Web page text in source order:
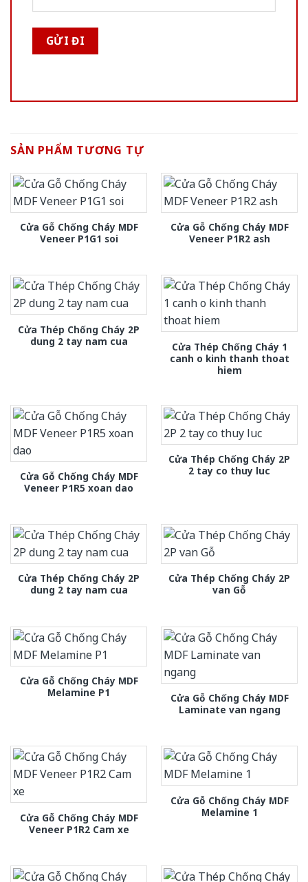
SẢN PHẨM TƯƠNG TỰ
Cửa Gỗ Chống Cháy MDF
Veneer P1G1 soi
Cửa Gỗ Chống Cháy MDF
Veneer P1R2 ash
Cửa Thép Chống Cháy 2P
dung 2 tay nam cua
Cửa Thép Chống Cháy 1
canh o kinh thanh thoat
hiem
Cửa Gỗ Chống Cháy MDF
Veneer P1R5 xoan dao
Cửa Thép Chống Cháy 2P
2 tay co thuy luc
Cửa Thép Chống Cháy 2P
dung 2 tay nam cua
Cửa Thép Chống Cháy 2P
van Gỗ
Cửa Gỗ Chống Cháy MDF
Melamine P1
Cửa Gỗ Chống Cháy MDF
Laminate van ngang
Cửa Gỗ Chống Cháy MDF
Veneer P1R2 Cam xe
Cửa Gỗ Chống Cháy MDF
Melamine 1